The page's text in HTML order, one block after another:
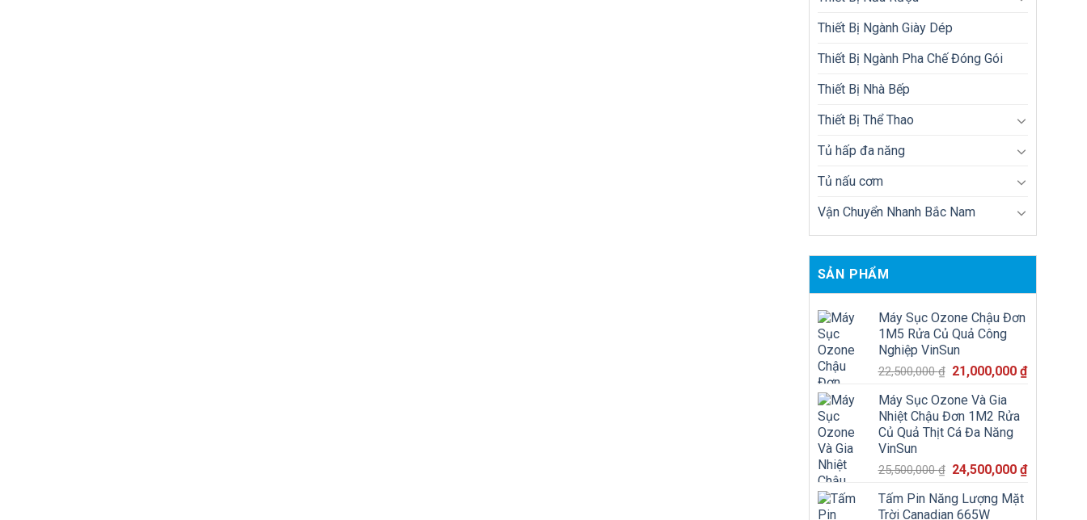
Thiết Bị Ngành Giày Dép
Thiết Bị Ngành Pha Chế Đóng Gói
Thiết Bị Nhà Bếp
Thiết Bị Thể Thao
Tủ hấp đa năng
Tủ nấu cơm
Vận Chuyển Nhanh Bắc Nam
SẢN PHẨM
Máy Sục Ozone Chậu Đơn
1M5 Rửa Củ Quả Công
Nghiệp VinSun
22,500,000₫ Giá
là:
22,500,000 ₫.
21,000,000₫Giá
Máy Sục Ozone Và Gia
Nhiệt Chậu Đơn 1M2 Rửa
Củ Quả Thịt Cá Đa Năng
VinSun
25,500,000₫ Giá
là:
24,500,000₫Giá
Tấm Pin Năng Lượng Mặt
Trời Canadian 665W